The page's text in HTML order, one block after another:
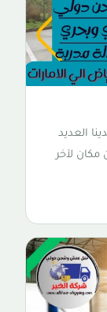
العديد
لآخر